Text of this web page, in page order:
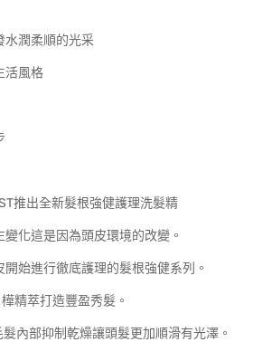
水潤柔順的光采
活風格
推出全新髮根強健護理洗髮精
化這是因為頭皮環境的改變。
始進行徹底護理的髮根強健系列。
精萃打造豐盈秀髮。
內部抑制乾燥讓頭髮更加順滑有光澤。